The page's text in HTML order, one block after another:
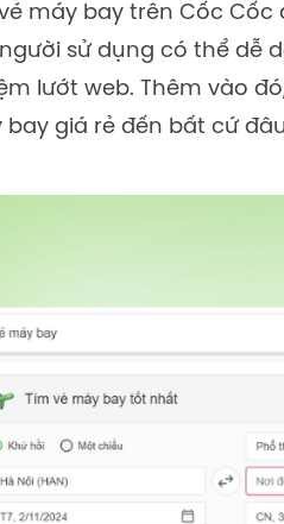
máy bay trên Cốc
sử dụng có thể dễ
lướt web. Thêm vào
bay giá rẻ đến bất cứ